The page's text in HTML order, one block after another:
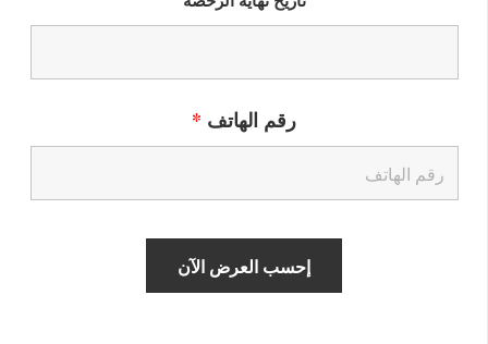
رقم الهاتف *